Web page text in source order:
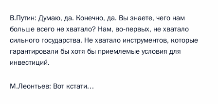
В.Путин: Думаю, да. Конечно, да. Вы знаете, чего нам
больше всего не хватало? Нам, во‑первых, не хватало
сильного государства. Не хватало инструментов, которые
гарантировали бы хотя бы приемлемые условия для
инвестиций.
М.Леонтьев: Вот кстати…